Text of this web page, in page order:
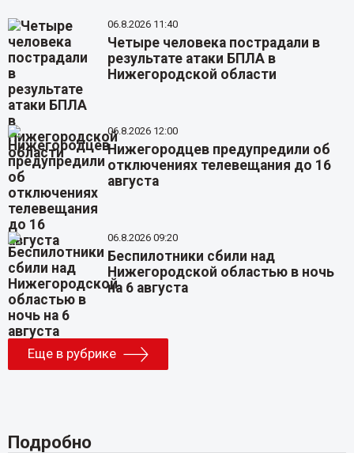
06.8.2026 11:40
Четыре человека пострадали в
результате атаки БПЛА в
Нижегородской области
06.8.2026 12:00
Нижегородцев предупредили об
отключениях телевещания до 16
августа
06.8.2026 09:20
Беспилотники сбили над
Нижегородской областью в ночь
на 6 августа
Еще в рубрике
Подробно